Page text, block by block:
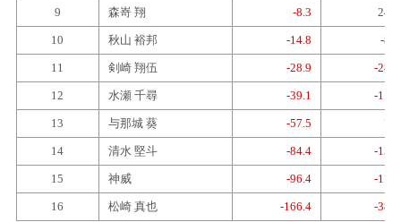
9 森嵜 翔 -8.3 24.5
10 秋山 裕邦 -14.8 -8.2
11 剣崎 翔伍 -28.9 -28.7
12 水瀬 千尋 -39.1 -11.6
13 与那城 葵 -57.5 7.5
14 清水 堅斗 -84.4 -13.6
15 神威 -96.4 -17.2
16 松崎 真也 -166.4 -38.4